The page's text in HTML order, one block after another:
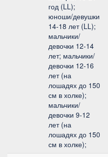
год (LL);
юноши/девушки
14-18 лет (LL);
мальчики/
девочки 12-14
лет; мальчики/
девочки 12-16
лет (на
лошадях до 150
см в холке);
мальчики/
девочки 9-12
лет (на
лошадях до 150
см в холке);